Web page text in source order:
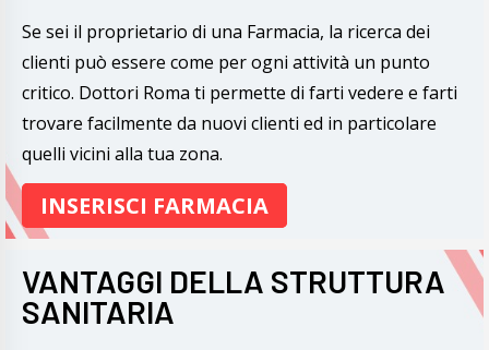
Se sei il proprietario di una Farmacia, la ricerca dei
clienti può essere come per ogni attività un punto
critico. Dottori Roma ti permette di farti vedere e farti
trovare facilmente da nuovi clienti ed in particolare
quelli vicini alla tua zona.
INSERISCI FARMACIA
VANTAGGI DELLA STRUTTURA
SANITARIA